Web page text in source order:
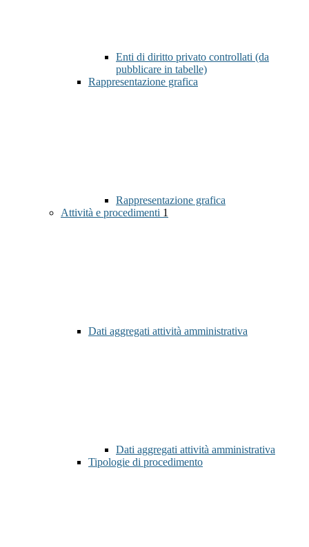
Enti di diritto privato controllati (da
pubblicare in tabelle)
Rappresentazione grafica
Rappresentazione grafica
Attività e procedimenti 1
Dati aggregati attività amministrativa
Dati aggregati attività amministrativa
Tipologie di procedimento